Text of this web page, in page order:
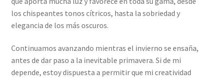
los chispeantes tonos cítricos, hasta la sobriedad y
elegancia de los más oscuros.
Continuamos avanzando mientras el invierno se ensaña,
antes de dar paso a la inevitable primavera. Si de mi
depende, estoy dispuesta a permitir que mi creatividad